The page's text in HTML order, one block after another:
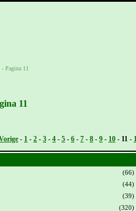
- Pagina 11
11
- 1 - 2 - 3 - 4 - 5 - 6 - 7 - 8 - 9 - 10 - 11 -
(66)
(44)
(39)
(320)